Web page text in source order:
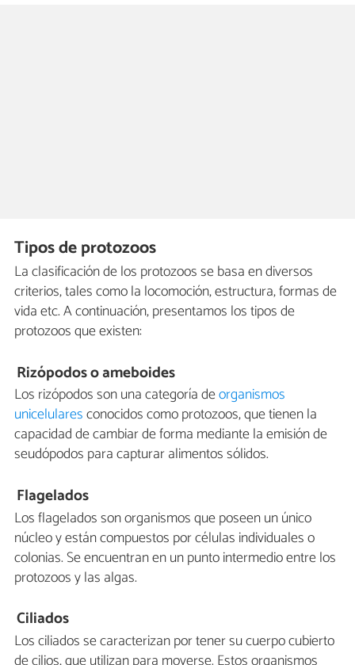
Tipos de protozoos
La clasificación de los protozoos se basa en diversos
criterios, tales como la locomoción, estructura, formas de
vida etc. A continuación, presentamos los tipos de
protozoos que existen:
Rizópodos o ameboides
Los rizópodos son una categoría deorganismos
unicelularesconocidos como protozoos, que tienen la
capacidad de cambiar de forma mediante la emisión de
seudópodos para capturar alimentos sólidos.
Flagelados
Los flagelados son organismos que poseen un único
núcleo y están compuestos por células individuales o
colonias. Se encuentran en un punto intermedio entre los
protozoos y las algas.
Ciliados
Los ciliados se caracterizan por tener su cuerpo cubierto